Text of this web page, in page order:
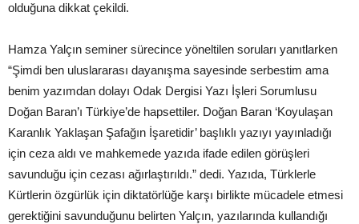
olduğuna dikkat çekildi.
Hamza Yalçın seminer sürecince yöneltilen soruları yanıtlarken
“Şimdi ben uluslararası dayanışma sayesinde serbestim ama
benim yazımdan dolayı Odak Dergisi Yazı İşleri Sorumlusu
Doğan Baran’ı Türkiye’de hapsettiler. Doğan Baran ‘Koyulaşan
Karanlık Yaklaşan Şafağın İşaretidir’ başlıklı yazıyı yayınladığı
için ceza aldı ve mahkemede yazıda ifade edilen görüşleri
savunduğu için cezası ağırlaştırıldı.” dedi. Yazıda, Türklerle
Kürtlerin özgürlük için diktatörlüğe karşı birlikte mücadele etmesi
gerektiğini savunduğunu belirten Yalçın, yazılarında kullandığı